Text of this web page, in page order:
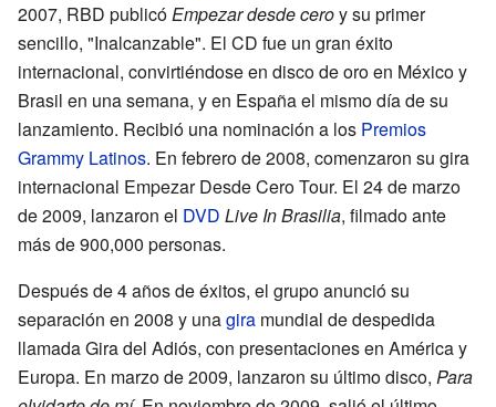
2007, RBD publicóEmpezar desde ceroy su primer
sencillo, "Inalcanzable". El CD fue un gran éxito
internacional, convirtiéndose en disco de oro en México y
Brasil en una semana, y en España el mismo día de su
lanzamiento. Recibió una nominación a los Premios
Grammy Latinos. En febrero de 2008, comenzaron su gira
internacional Empezar Desde Cero Tour. El 24 de marzo
de 2009, lanzaron el DVD Live In Brasilia, filmado ante
más de 900,000 personas.
Después de 4 años de éxitos, el grupo anunció su
separación en 2008 y unagira mundial de despedida
llamada Gira del Adiós, con presentaciones en América y
Europa. En marzo de 2009, lanzaron su último disco, Para